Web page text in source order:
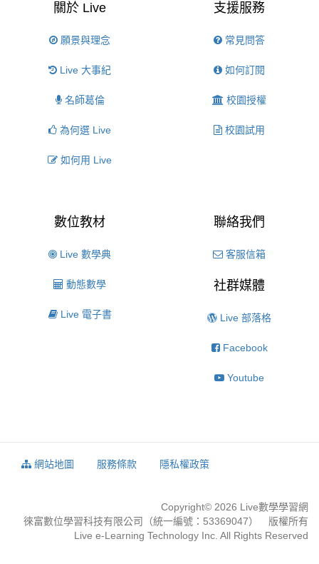
關於 Live
願景與理念
Live 大事紀
名師葛倫
為何選 Live
如何用 Live
支援服務
常見問答
如何訂閱
校園授權
校園試用
數位教材
Live 數學典
動態數學
Live 電子書
聯絡我們
客服信箱
社群媒體
Live 部落格
Facebook
Youtube
網站地圖 服務條款 隱私權政策
Copyright© 2026 Live數學學習網
徠富數位學習科技有限公司（統一編號：53369047） 版權所有
Live e-Learning Technology Inc. All Rights Reserved